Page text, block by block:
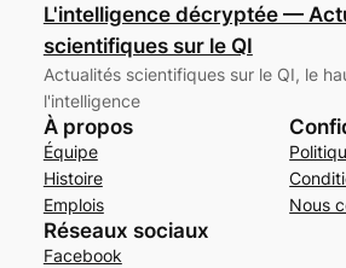
L'intelligence décryptée —
scientifiques sur le QI
Actualités scientifiques sur le QI, le
l'intelligence
À propos
Équipe
Histoire
Emplois
Nous
Réseaux sociaux
Facebook